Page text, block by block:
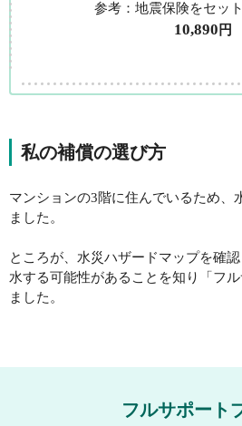
参考：地震保険をセッ
10,890 円
私の補償の選び方
マンションの3階に住んでいるため、
ました。
ところが、水災ハザードマップを確認
水する可能性があることを知り「フル
ました。
フルサポート